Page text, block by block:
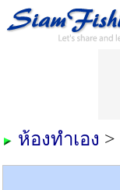
ห้องทำเอง >